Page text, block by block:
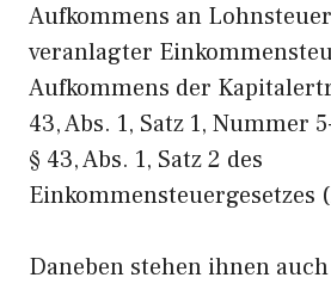
Aufkommens an
veranlagter
Aufkommens der
43, Abs. 1, Satz 1, Nummer
§ 43, Abs. 1, Satz 2 des
Einkommensteuergesetzes
Daneben stehen ihnen